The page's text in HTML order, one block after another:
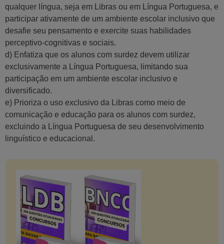
qualquer língua, seja em Libras ou em Língua Portuguesa, e
participar ativamente de um ambiente escolar inclusivo que
desafie seu pensamento e exercite suas habilidades
perceptivo-cognitivas e sociais.
d) Enfatiza que os alunos com surdez devem utilizar
exclusivamente a Língua Portuguesa, limitando sua
participação em um ambiente escolar inclusivo e
diversificado.
e) Prioriza o uso exclusivo da Libras como meio de
comunicação e educação para os alunos com surdez,
excluindo a Língua Portuguesa de seu desenvolvimento
linguístico e educacional.